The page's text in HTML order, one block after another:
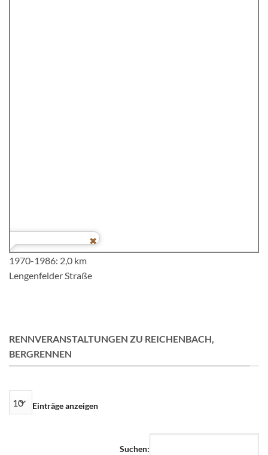
1970-1986: 2,0 km
Lengenfelder Straße
RENNVERANSTALTUNGEN ZU REICHENBACH,
BERGRENNEN
Einträge anzeigen
Suchen: